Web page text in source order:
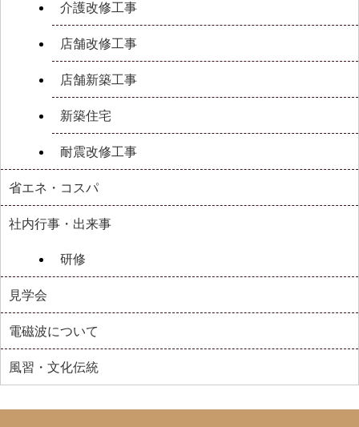
介護改修工事
店舗改修工事
店舗新築工事
新築住宅
耐震改修工事
省エネ・コスパ
社内行事・出来事
研修
見学会
電磁波について
風習・文化伝統